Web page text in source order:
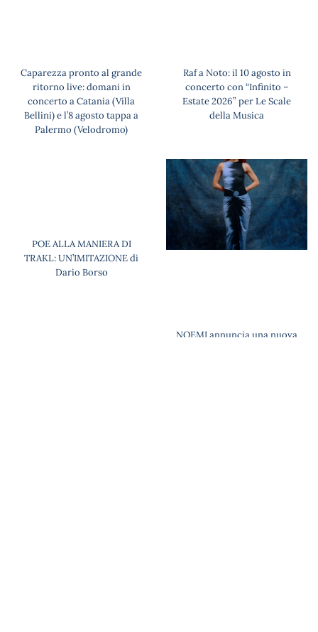
Caparezza pronto al grande
ritorno live: domani in
concerto a Catania (Villa
Bellini) e l’8 agosto tappa a
Palermo (Velodromo)
Raf a Noto: il 10 agosto in
concerto con “Infinito –
Estate 2026” per Le Scale
della Musica
POE ALLA MANIERA DI
TRAKL: UN’IMITAZIONE di
Dario Borso
NOEMI annuncia una nuova